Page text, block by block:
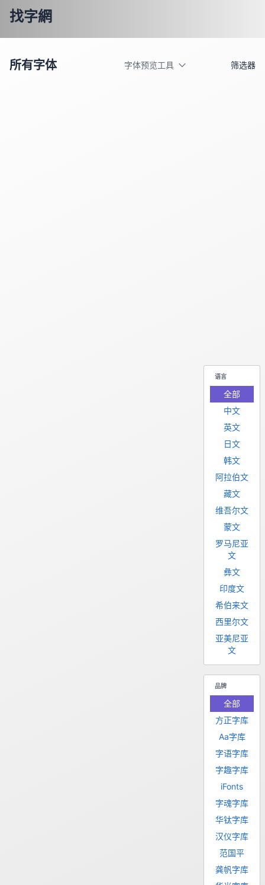
找字網
所有字体 字体预览工具 筛选器
语言
全部
中文
英文
日文
韩文
阿拉伯文
藏文
维吾尔文
蒙文
罗马尼亚
文
彝文
印度文
希伯来文
西里尔文
亚美尼亚
文
品牌
全部
方正字库
Aa字库
字语字库
字趣字库
iFonts
字魂字库
华钛字库
汉仪字库
范国平
龚帆字库